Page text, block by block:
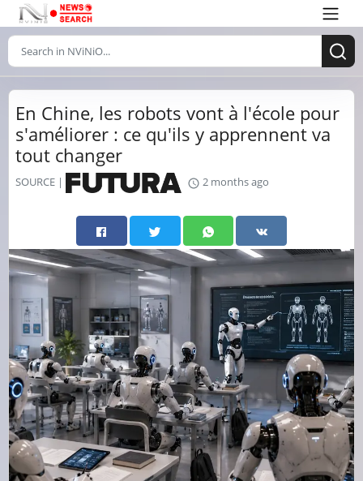
En Chine, les robots vont à l'école pour
s'améliorer : ce qu'ils y apprennent va
tout changer
SOURCE | 2 months ago